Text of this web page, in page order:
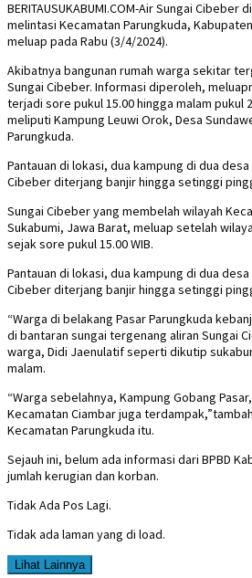
BERITAUSUKABUMI.COM-Air Sungai Cibeber
melintasi Kecamatan Parungkuda,
meluap pada Rabu (3/4/2024).
Akibatnya bangunan rumah warga sekitar
Sungai Cibeber. Informasi diperoleh,
terjadi sore pukul 15.00 hingga malam pukul
meliputi Kampung Leuwi Orok, Desa
Parungkuda.
Pantauan di lokasi, dua kampung di dua
Cibeber diterjang banjir hingga setinggi
Sungai Cibeber yang membelah wilayah
Sukabumi, Jawa Barat, meluap setelah
sejak sore pukul 15.00 WIB.
Pantauan di lokasi, dua kampung di dua
Cibeber diterjang banjir hingga setinggi
“Warga di belakang Pasar Parungkuda
di bantaran sungai tergenang aliran Sungai
warga, Didi Jaenulatif seperti dikutip
malam.
“Warga sebelahnya, Kampung Gobang
Kecamatan Ciambar juga
Kecamatan Parungkuda itu.
Sejauh ini, belum ada informasi dari BPBD
jumlah kerugian dan korban.
Tidak Ada Pos Lagi.
Tidak ada laman yang di load.
Lihat Lainnya